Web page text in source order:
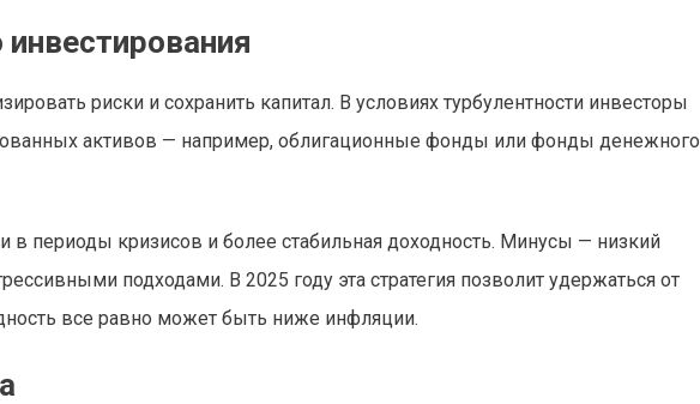
инвестирования
риски и сохранить капитал. В условиях турбулентности инвесторы
активов — например, облигационные фонды или фонды денежного
в периоды кризисов и более стабильная доходность. Минусы — низкий
подходами. В 2025 году эта стратегия позволит удержаться от
все равно может быть ниже инфляции.